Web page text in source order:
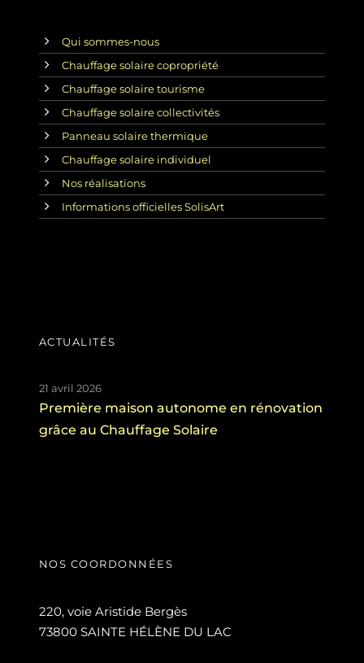
Qui sommes-nous
Chauffage solaire copropriété
Chauffage solaire tourisme
Chauffage solaire collectivités
Panneau solaire thermique
Chauffage solaire individuel
Nos réalisations
Informations officielles SolisArt
ACTUALITÉS
21 avril 2026
Première maison autonome en rénovation
grâce au Chauffage Solaire
NOS COORDONNÉES
220, voie Aristide Bergès
73800 SAINTE HÉLÈNE DU LAC